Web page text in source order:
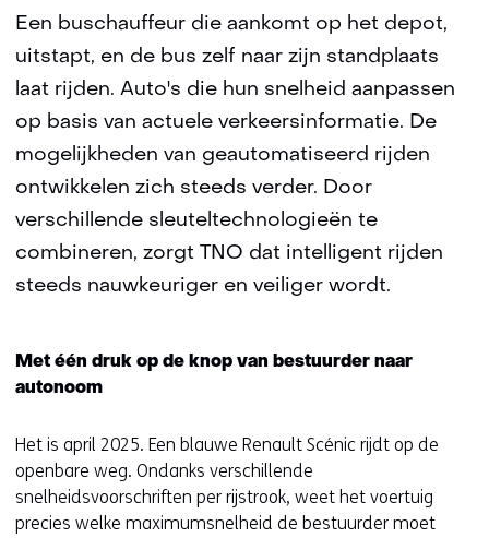
Een buschauffeur die aankomt op het depot,
uitstapt, en de bus zelf naar zijn standplaats
laat rijden. Auto's die hun snelheid aanpassen
op basis van actuele verkeersinformatie. De
mogelijkheden van geautomatiseerd rijden
ontwikkelen zich steeds verder. Door
verschillende sleuteltechnologieën te
combineren, zorgt TNO dat intelligent rijden
steeds nauwkeuriger en veiliger wordt.
Met één druk op de knop van bestuurder naar
autonoom
Het is april 2025. Een blauwe Renault Scénic rijdt op de
openbare weg. Ondanks verschillende
snelheidsvoorschriften per rijstrook, weet het voertuig
precies welke maximumsnelheid de bestuurder moet